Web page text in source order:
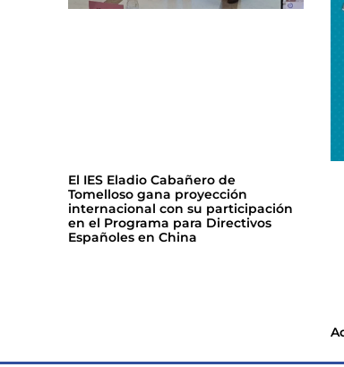
El IES Eladio Cabañero de
Tomelloso gana proyección
internacional con su participación
en el Programa para Directivos
Españoles en China